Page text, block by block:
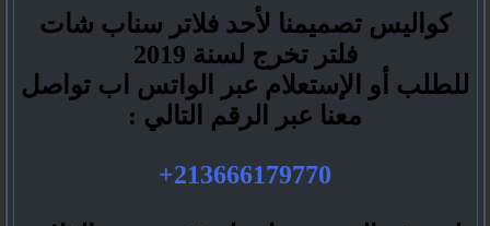
كواليس تصميمنا لأحد فلاتر سناب شات
فلتر تخرج لسنة 2019
للطلب أو الإستعلام عبر الواتس اب تواصل
معنا عبر الرقم التالي :
213666179770+